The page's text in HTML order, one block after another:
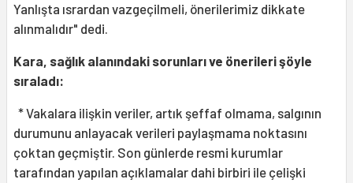
Yanlışta ısrardan vazgeçilmeli, önerilerimiz dikkate
alınmalıdır" dedi.
Kara, sağlık alanındaki sorunları ve önerileri şöyle
sıraladı:
* Vakalara ilişkin veriler, artık şeffaf olmama, salgının
durumunu anlayacak verileri paylaşmama noktasını
çoktan geçmiştir. Son günlerde resmi kurumlar
tarafından yapılan açıklamalar dahi birbiri ile çelişki